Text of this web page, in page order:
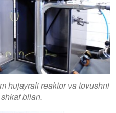
hujayrali reaktor va tovushni
bilan.